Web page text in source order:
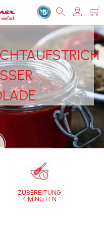
S
ZUBEREITUNG
4 MINUTEN